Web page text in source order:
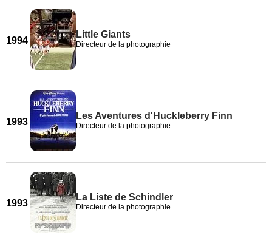
1994
Little Giants
Directeur de la photographie
1993
Les Aventures d'Huckleberry Finn
Directeur de la photographie
1993
La Liste de Schindler
Directeur de la photographie